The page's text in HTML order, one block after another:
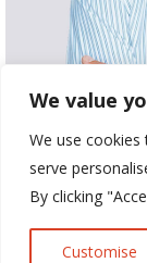
We value
We use cookies
serve
By clicking
Customise